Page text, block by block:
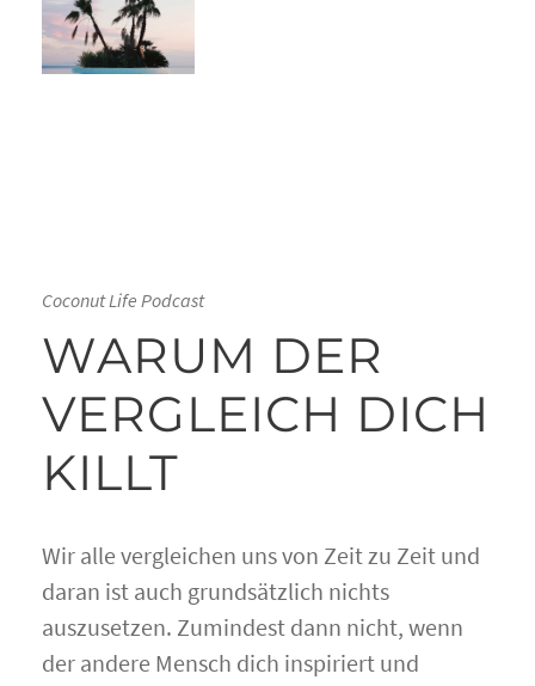
Coconut Life Podcast
WARUM DER
VERGLEICH DICH
KILLT
Wir alle vergleichen uns von Zeit zu Zeit und
daran ist auch grundsätzlich nichts
auszusetzen. Zumindest dann nicht, wenn
der andere Mensch dich inspiriert und